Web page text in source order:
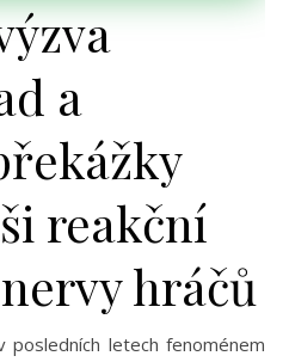
a
reakční
hráčů
posledních letech fenoménem